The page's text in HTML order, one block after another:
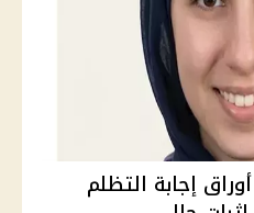
أوراق إجابة التظلم